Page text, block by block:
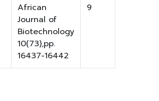
African
Journal of
Biotechnology
10(73),pp.
16437-16442
9